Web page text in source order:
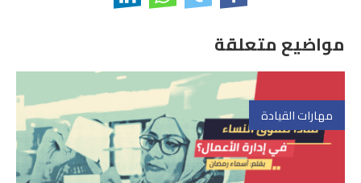
مواضيع متعلقة
مهارات القيادة